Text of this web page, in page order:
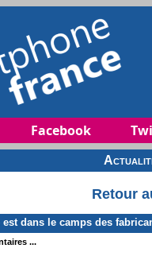
Facebook
Retour
dans le camps des
...